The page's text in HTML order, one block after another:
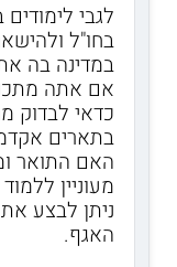
לגבי
בחו"ל
במדינה בה
אם אתה
כדאי לבדוק
בתארים
האם התואר
מעוניין
ניתן לבצע
האגף.